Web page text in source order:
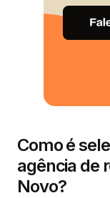
Como é
agência de
Novo?